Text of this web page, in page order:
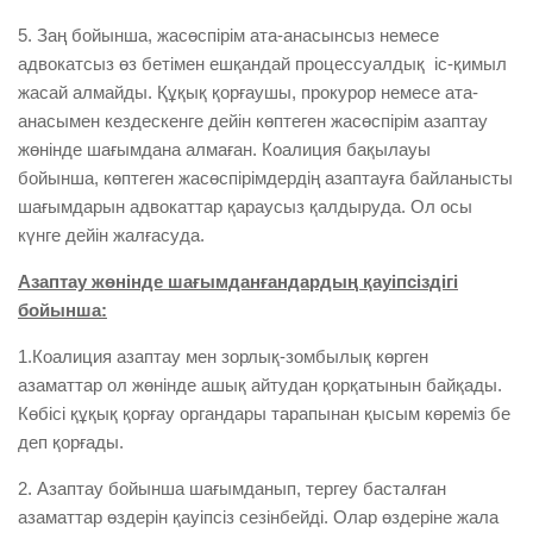
5. Заң бойынша, жасөспірім ата-анасынсыз немесе
адвокатсыз өз бетімен ешқандай процессуалдық іс-қимыл
жасай алмайды. Құқық қорғаушы, прокурор немесе ата-
анасымен кездескенге дейін көптеген жасөспірім азаптау
жөнінде шағымдана алмаған. Коалиция бақылауы
бойынша, көптеген жасөспірімдердің азаптауға байланысты
шағымдарын адвокаттар қараусыз қалдыруда. Ол осы
күнге дейін жалғасуда.
Азаптау жөнінде шағымданғандардың қауіпсіздігі
бойынша:
1.Коалиция азаптау мен зорлық-зомбылық көрген
азаматтар ол жөнінде ашық айтудан қорқатынын байқады.
Көбісі құқық қорғау органдары тарапынан қысым көреміз бе
деп қорғады.
2. Азаптау бойынша шағымданып, тергеу басталған
азаматтар өздерін қауіпсіз сезінбейді. Олар өздеріне жала